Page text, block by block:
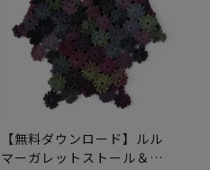
【無料ダウンロード】ルル
マーガレットストール＆マ